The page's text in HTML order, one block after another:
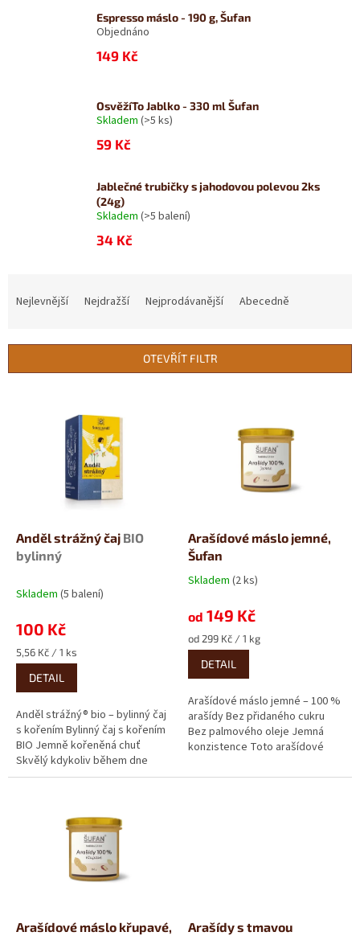
Espresso máslo - 190 g, Šufan
Objednáno
149 Kč
OsvěžíTo Jablko - 330 ml Šufan
Skladem (>5 ks)
59 Kč
Jablečné trubičky s jahodovou polevou 2ks
(24g)
Skladem (>5 balení)
34 Kč
í
Nejlevnější Nejdražší Nejprodávanější Abecedně
OTEVŘÍT FILTR
Anděl strážný čaj BIO
bylinný
Skladem (5 balení)
100 Kč
Měrná
cena:
5,56 Kč / 1 ks
DETAIL
Anděl strážný® bio – bylinný čaj
s kořením Bylinný čaj s kořením
BIO Jemně kořeněná chuť
Skvělý kdykoliv během dne
Uvolněte se, váš anděl...
Arašídové máslo jemné,
Šufan
Průměrné
produktu
5,0
5
hvězdiček.
Skladem (2 ks)
od 149 Kč
Měrná
cena:
od 299 Kč / 1 kg
DETAIL
Arašídové máslo jemné – 100 %
arašídy Bez přidaného cukru
Bez palmového oleje Jemná
konzistence Toto arašídové
Arašídové máslo křupavé,
Arašídy s tmavou